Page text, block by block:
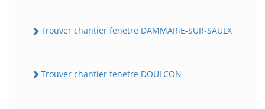
Trouver chantier fenetre DAMMARiE-SUR-SAULX
Trouver chantier fenetre DOULCON